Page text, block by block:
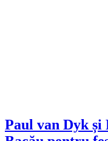
Paul van Dyk